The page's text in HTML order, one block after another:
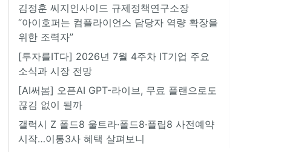
김정훈 씨지인사이드 규제정책연구소장
“아이호퍼는 컴플라이언스 담당자 역량 확장을
위한 조력자”
[투자를IT다] 2026년 7월 4주차 IT기업 주요
소식과 시장 전망
[AI써봄] 오픈AI GPT-라이브, 무료 플랜으로도
끊김 없이 될까
갤럭시 Z 폴드8 울트라·폴드8·플립8 사전예약
시작…이통3사 혜택 살펴보니